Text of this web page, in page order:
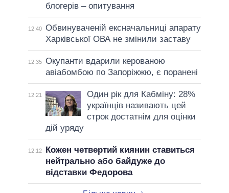
блогерів – опитування
12:40 Обвинуваченій ексначальниці апарату
Харківської ОВА не змінили заставу
12:35 Окупанти вдарили керованою
авіабомбою по Запоріжжю, є поранені
12:21
Один рік для Кабміну: 28%
українців називають цей
строк достатнім для оцінки
дій уряду
12:12
Кожен четвертий киянин ставиться
нейтрально або байдуже до
відставки Федорова